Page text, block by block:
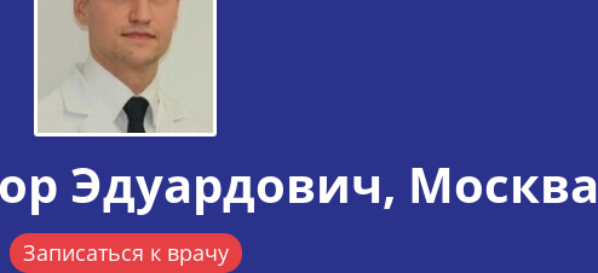
Эдуардович, Москва
Записаться к врачу